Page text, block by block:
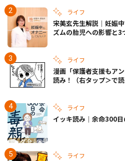
ライフ
宋美玄先生解説｜妊娠
ズムの胎児への影響と3
ライフ
漫画「保護者支援もア
読み！（右タップ＞で読
ライフ
イッキ読み｜余命300
ライフ